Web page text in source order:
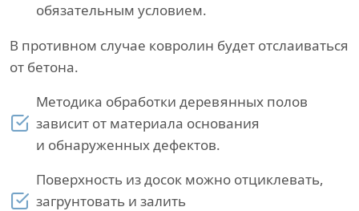
обязательным условием.
В противном случае ковролин будет отслаиваться
от бетона.
Методика обработки деревянных полов
зависит от материала основания
и обнаруженных дефектов.
Поверхность из досок можно отциклевать,
загрунтовать и залить